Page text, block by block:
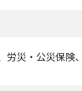
労災・公災保険